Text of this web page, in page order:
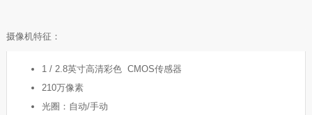
摄像机特征：
1 / 2.8英寸高清彩色 CMOS传感器
210万像素
光圈：自动/手动